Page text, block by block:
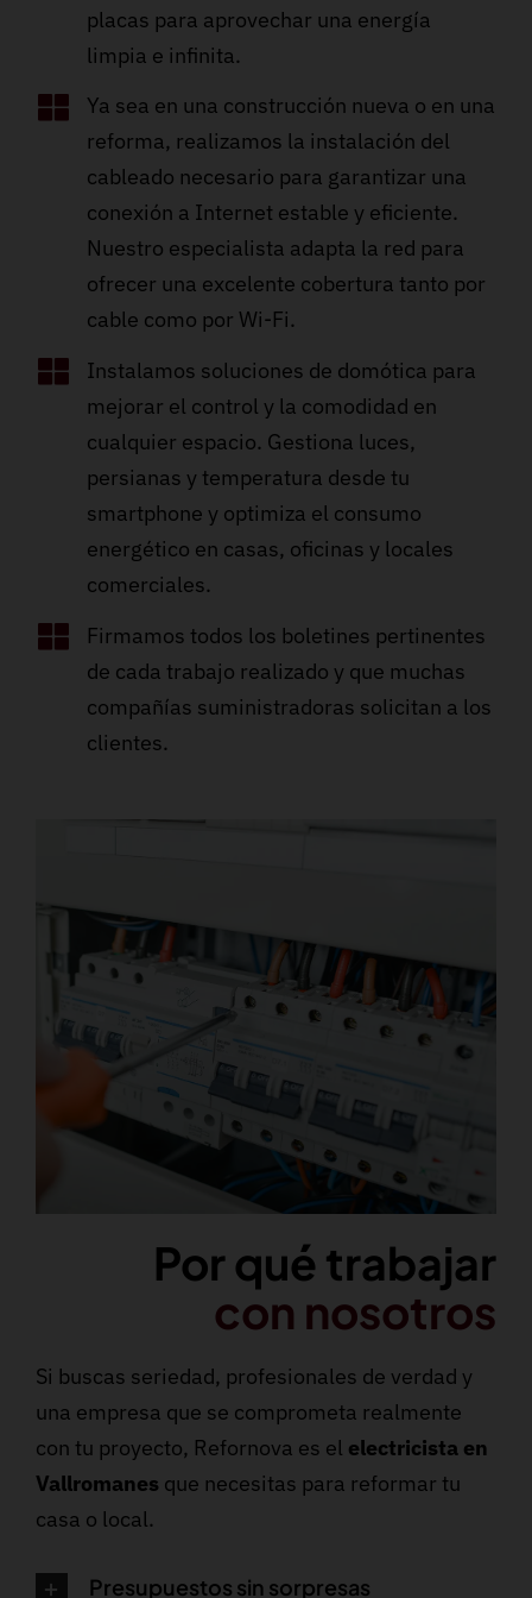
placas para aprovechar una energía
limpia e infinita.
Ya sea en una construcción nueva o en una
reforma, realizamos la instalación del
cableado necesario para garantizar una
conexión a Internet estable y eficiente.
Nuestro especialista adapta la red para
ofrecer una excelente cobertura tanto por
cable como por Wi-Fi.
Instalamos soluciones de domótica para
mejorar el control y la comodidad en
cualquier espacio. Gestiona luces,
persianas y temperatura desde tu
smartphone y optimiza el consumo
energético en casas, oficinas y locales
comerciales.
Firmamos todos los boletines pertinentes
de cada trabajo realizado y que muchas
compañías suministradoras solicitan a los
clientes.
Por qué trabajar
con nosotros
Si buscas seriedad, profesionales de verdad y
una empresa que se comprometa realmente
con tu proyecto, Refornova es el electricista en
Vallromanes que necesitas para reformar tu
casa o local.
Presupuestos sin sorpresas